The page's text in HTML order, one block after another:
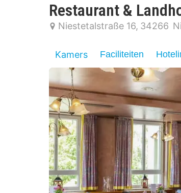
Restaurant &
Niestetalstraße 16 34266
Kamers Faciliteiten